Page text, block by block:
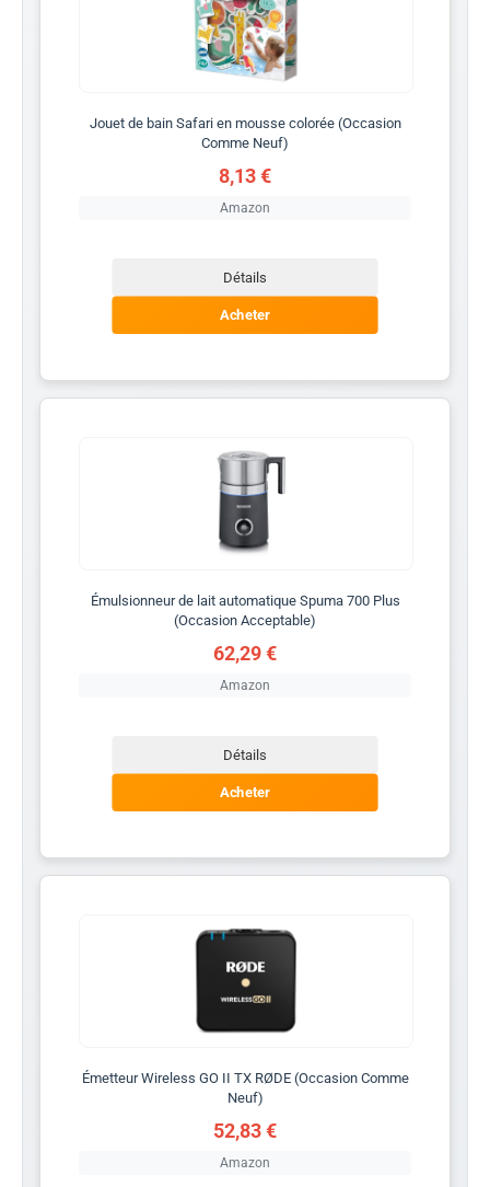
Jouet de bain Safari en mousse colorée (Occasion
Comme Neuf)
8,13 €
Amazon
Détails
Acheter
Émulsionneur de lait automatique Spuma 700 Plus
(Occasion Acceptable)
62,29 €
Amazon
Détails
Acheter
Émetteur Wireless GO II TX RØDE (Occasion Comme
Neuf)
52,83 €
Amazon